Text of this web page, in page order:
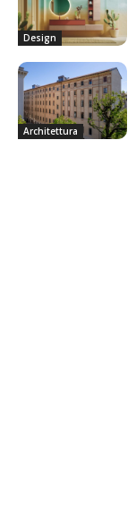
Design
Architettura